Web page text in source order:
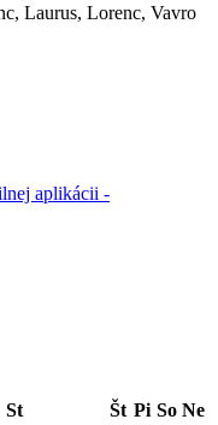
Laurus, Lorenc, Vavro
aplikácii -
St Št Pi So Ne